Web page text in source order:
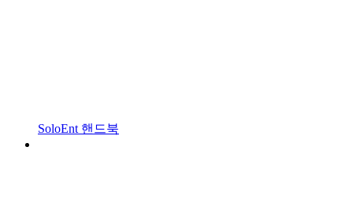
SoloEnt 핸드북